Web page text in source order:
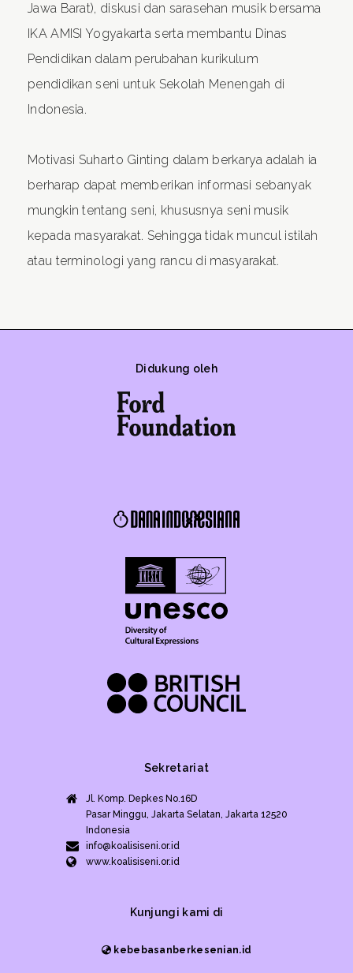
Jawa Barat), diskusi dan sarasehan musik bersama
IKA AMISI Yogyakarta serta membantu Dinas
Pendidikan dalam perubahan kurikulum
pendidikan seni untuk Sekolah Menengah di
Indonesia.
Motivasi Suharto Ginting dalam berkarya adalah ia
berharap dapat memberikan informasi sebanyak
mungkin tentang seni, khususnya seni musik
kepada masyarakat. Sehingga tidak muncul istilah
atau terminologi yang rancu di masyarakat.
Didukung oleh
Sekretariat
Jl. Komp. Depkes No.16D
Pasar Minggu, Jakarta Selatan, Jakarta 12520
Indonesia
info@koalisiseni.or.id
www.koalisiseni.or.id
Kunjungi kami di
kebebasanberkesenian.id